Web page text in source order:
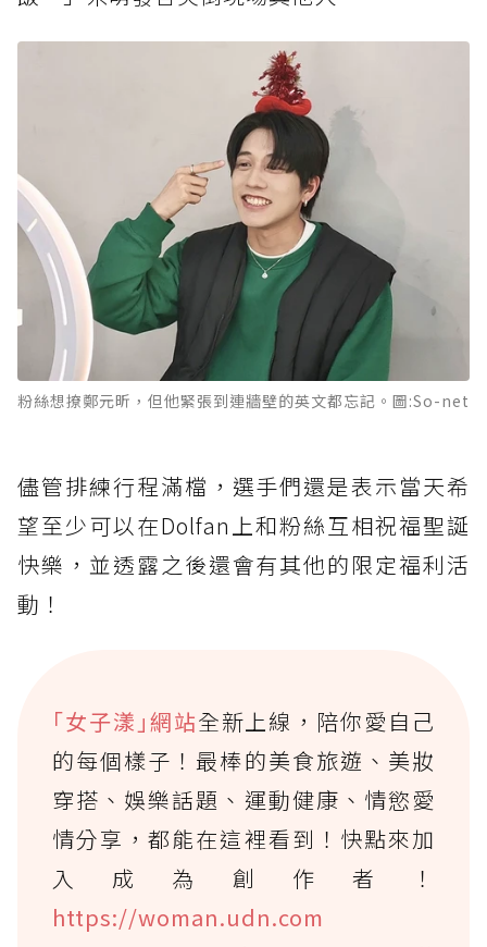
粉絲想撩鄭元昕，但他緊張到連牆壁的英文都忘記。圖:So-net
儘管排練行程滿檔，選手們還是表示當天希
望至少可以在Dolfan上和粉絲互相祝福聖誕
快樂，並透露之後還會有其他的限定福利活
動！
｢女子漾｣網站全新上線，陪你愛自己
的每個樣子！最棒的美食旅遊、美妝
穿搭、娛樂話題、運動健康、情慾愛
情分享，都能在這裡看到！快點來加
入成為創作者！
https://woman.udn.com